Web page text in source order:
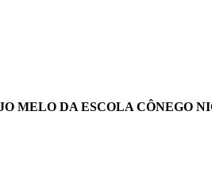
MELO DA ESCOLA CÔNEGO